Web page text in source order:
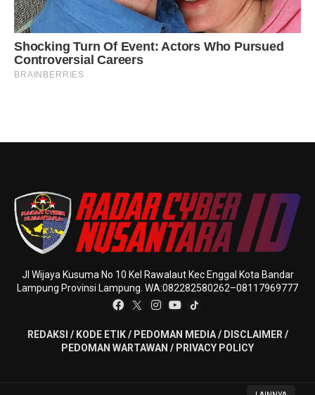
Jl Wijaya Kusuma No 10 Kel Rawalaut Kec Enggal Kota Bandar
Lampung Provinsi Lampung. WA:082282580262–08117969777
REDAKSI / KODE ETIK/ PEDOMAN MEDIA/ DISCLAIMER /
PEDOMAN WARTAWAN / PRIVACY POLICY